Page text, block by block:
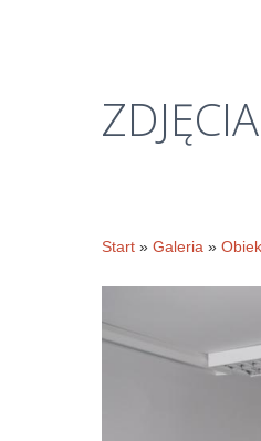
ZDJĘCIA
Start » Galeria »